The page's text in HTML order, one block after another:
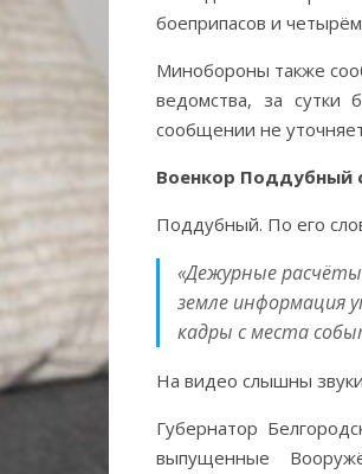
боеприпасов и
Минобороны также
ведомства, за сутки
сообщении не
Военкор Поддубный
Поддубный. По его
«Дежурные
земле информация
кадры с места
На видео слышны
Губернатор
выпущенные